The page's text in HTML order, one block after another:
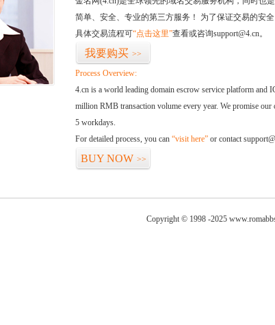
简单、安全、专业的第三方服务！ 为了保证交易的安
具体交易流程可“点击这里”查看或咨询support@4.cn。
我要购买 >>
Process Overview:
4.cn is a world leading domain escrow service platform and
million RMB transaction volume every year. We promise
5 workdays.
For detailed process, you can “visit here” or contact
BUY NOW >>
Copyright © 1998 -2025